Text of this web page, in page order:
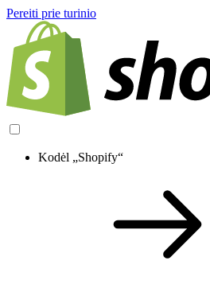
Pereiti prie turinio
Kodėl „Shopify“